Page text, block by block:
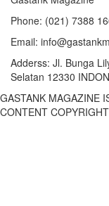
Phone: (021) 7388
Email:
Adderss: Jl. Bunga
Selatan 12330
GASTANK MAGAZINE
CONTENT